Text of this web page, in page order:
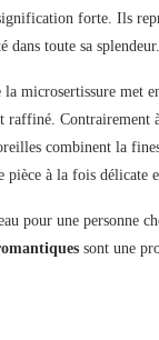
forte. Ils
toute sa splendeur.
microsertissure met
Contrairement
combinent la
pièce à la fois délicate
pour une personne
sont une